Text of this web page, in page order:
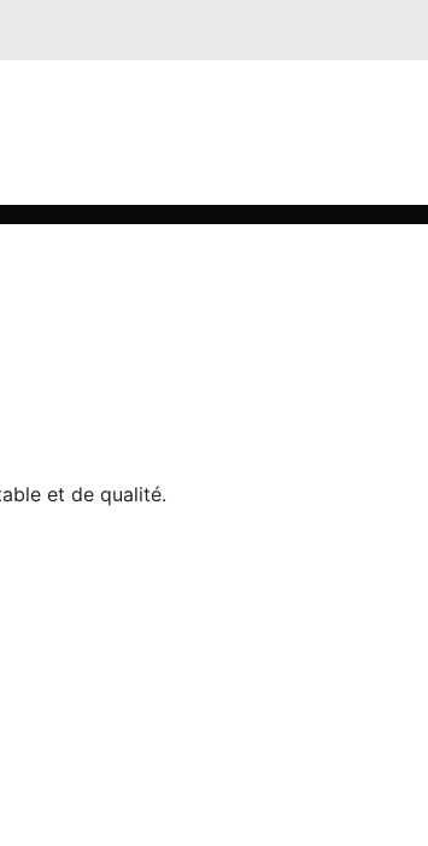
et de qualité.